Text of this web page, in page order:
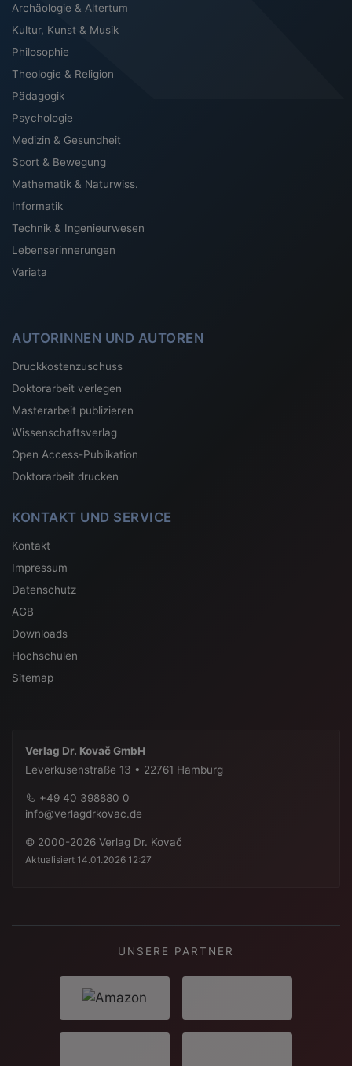
Archäologie & Altertum
Kultur, Kunst & Musik
Philosophie
Theologie & Religion
Pädagogik
Psychologie
Medizin & Gesundheit
Sport & Bewegung
Mathematik & Naturwiss.
Informatik
Technik & Ingenieurwesen
Lebenserinnerungen
Variata
AUTORINNEN UND AUTOREN
Druckkostenzuschuss
Doktorarbeit verlegen
Masterarbeit publizieren
Wissenschaftsverlag
Open Access-Publikation
Doktorarbeit drucken
KONTAKT UND SERVICE
Kontakt
Impressum
Datenschutz
AGB
Downloads
Hochschulen
Sitemap
Verlag Dr. Kovač GmbH
Leverkusenstraße 13 • 22761 Hamburg
+49 40 398880 0
info@verlagdrkovac.de
© 2000-2026 Verlag Dr. Kovač
Aktualisiert 14.01.2026 12:27
UNSERE PARTNER